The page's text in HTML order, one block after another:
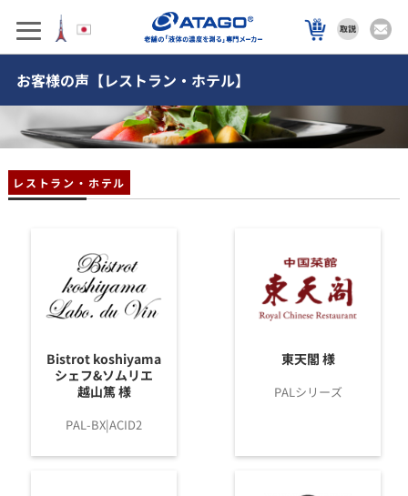
お客様の声【レストラン・ホテル】
レストラン・ホテル
Bistrot koshiyama
シェフ&ソムリエ
越山篤 様
PAL-BX|ACID2
東天閣 様
PALシリーズ